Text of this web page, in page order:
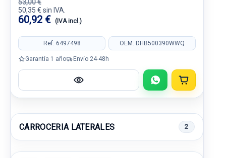
53,00 €
50,35 € sin IVA.
60,92 € (IVA incl.)
Ref: 6497498 OEM: DHB500390WWQ
Garantía 1 año Envío 24-48h
CARROCERIA LATERALES 2